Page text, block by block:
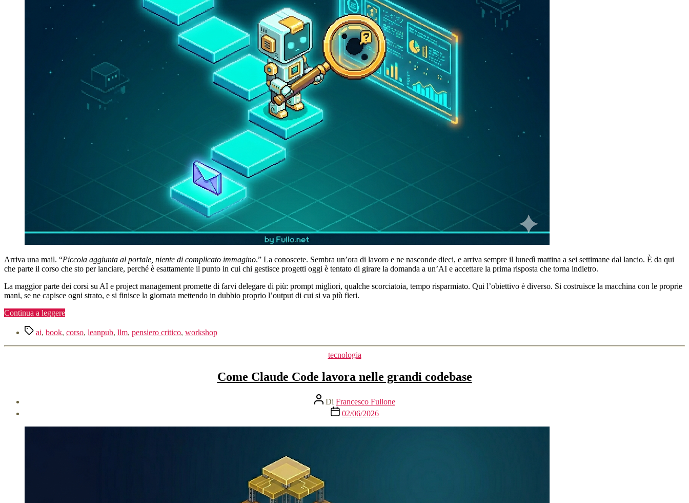
Arriva una mail. “Piccola aggiunta al portale, niente di complicato immagino.” La conoscete. Sembra un’ora di lavoro e ne nasconde dieci, e arriva sempre il lunedì mattina a sei settimane dal lancio. È da qui
che parte il corso che sto per lanciare, perché è esattamente il punto in cui chi gestisce progetti oggi è tentato di girare la domanda a un’AI e accettare la prima risposta che torna indietro.
La maggior parte dei corsi su AI e project management promette di farvi delegare di più: prompt migliori, qualche scorciatoia, tempo risparmiato. Qui l’obiettivo è diverso. Si costruisce la macchina con le proprie
mani, se ne capisce ogni strato, e si finisce la giornata mettendo in dubbio proprio l’output di cui si va più fieri.
Continua a leggere“Oltre
prompt:
corso
Tag ai, book, corso, leanpub, llm, pensiero critico, workshop
Categorie
tecnologia
Come Claude Code lavora nelle grandi codebase
Autore
articolo
Di Francesco Fullone
Data
dell'articolo
02/06/2026